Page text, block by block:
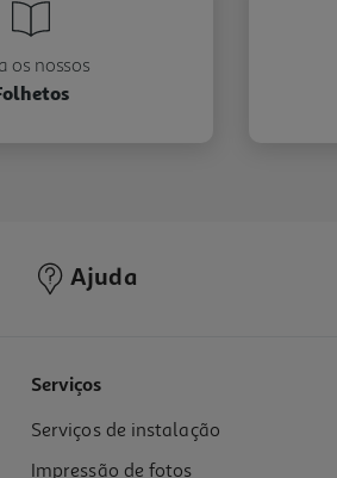
os nossos
Ajuda
Serviços
Serviços de instalação
Impressão de fotos